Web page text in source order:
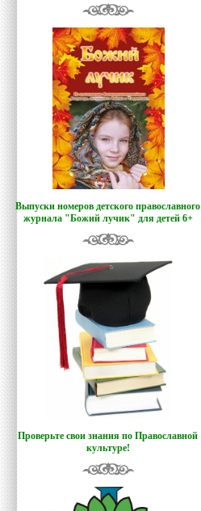
Выпуски номеров детского православного
журнала "Божий лучик" для детей 6+
Проверьте свои знания по Православной
культуре!